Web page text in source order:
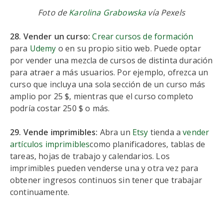
Foto deKarolina Grabowskavía Pexels
28. Vender un curso: Crear cursos de formación
para Udemy o en su propio sitio web. Puede optar
por vender una mezcla de cursos de distinta duración
para atraer a más usuarios. Por ejemplo, ofrezca un
curso que incluya una sola sección de un curso más
amplio por 25 $, mientras que el curso completo
podría costar 250 $ o más.
29. Vende imprimibles: Abra un Etsy tienda avender
artículos imprimiblescomo planificadores, tablas de
tareas, hojas de trabajo y calendarios. Los
imprimibles pueden venderse una y otra vez para
obtener ingresos continuos sin tener que trabajar
continuamente.